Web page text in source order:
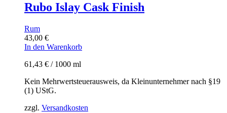
Rubo Islay Cask Finish
Rum
43,00 €
In den Warenkorb
61,43 € / 1000 ml
Kein Mehrwertsteuerausweis, da Kleinunternehmer nach §19
(1) UStG.
zzgl. Versandkosten